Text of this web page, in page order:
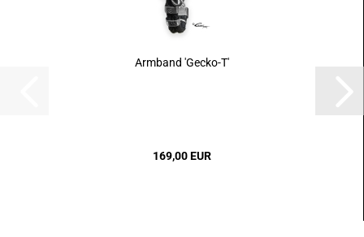
Armband 'Gecko-T'
169,00 EUR